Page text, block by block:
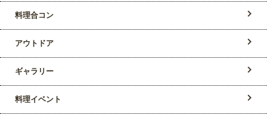
料理合コン
アウトドア
ギャラリー
料理イベント